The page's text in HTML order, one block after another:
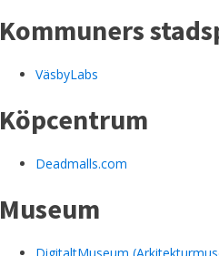
Kommuners
VäsbyLabs
Köpcentrum
Deadmalls.com
Museum